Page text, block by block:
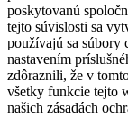
poskytovanú
tejto súvislosti sa
používajú sa súbory
nastavením
zdôraznili, že v
všetky funkcie tejto
našich zásadách